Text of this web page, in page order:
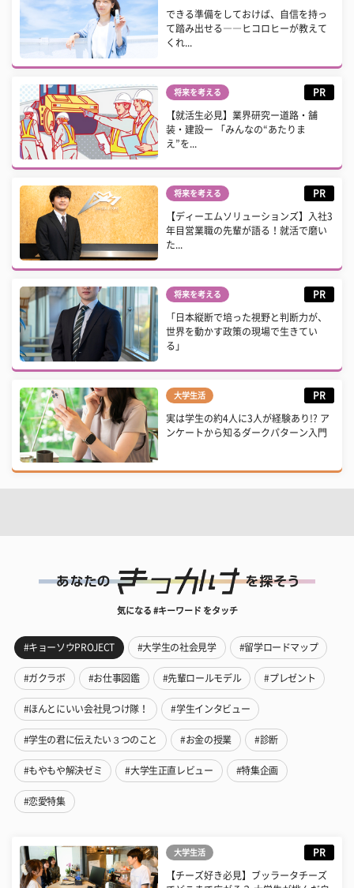
できる準備をしておけば、自信を持っ
て踏み出せる――ヒコロヒーが教えて
くれ...
将来を考える PR
【就活生必見】業界研究ー道路・舗
装・建設ー 「みんなの“あたりま
え”を...
将来を考える PR
【ディーエムソリューションズ】入社3
年目営業職の先輩が語る！就活で磨い
た...
将来を考える PR
「日本縦断で培った視野と判断力が、
世界を動かす政策の現場で生きてい
る」
大学生活 PR
実は学生の約4人に3人が経験あり!? ア
ンケートから知るダークパターン入門
気になる #キーワード をタッチ
#キョーソウPROJECT #大学生の社会見学 #留学ロードマップ
#ガクラボ #お仕事図鑑 #先輩ロールモデル #プレゼント
#ほんとにいい会社見つけ隊！ #学生インタビュー
#学生の君に伝えたい３つのこと #お金の授業 #診断
#もやもや解決ゼミ #大学生正直レビュー #特集企画
#恋愛特集
大学生活 PR
【チーズ好き必見】ブッラータチーズ